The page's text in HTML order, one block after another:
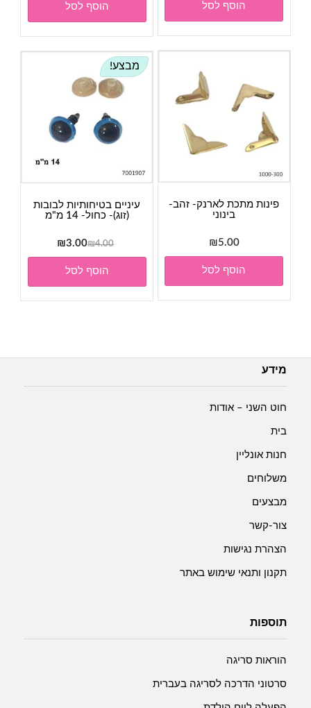
הוסף לסל
היה:
₪4.00.
₪3.00.
הוסף לסל
פינות מתכת לארנק- זהב-
בינוני
₪5.00
הוסף לסל
מבצע!
עיניים בטיחותיות לבובות
(זוג)- כחול- 14 מ"מ
₪4.00
המחיר
המקורי
היה:
₪4.00.
₪3.00
המחיר
הנוכחי
₪3.00.
הוסף לסל
מידע
חוט השני – אודות
בית
חנות אונליין
משלוחים
מבצעים
צור-קשר
הצהרת נגישות
תקנון ותנאי שימוש באתר
תוספות
הוראות סריגה
סרטוני הדרכה לסריגה בעברית